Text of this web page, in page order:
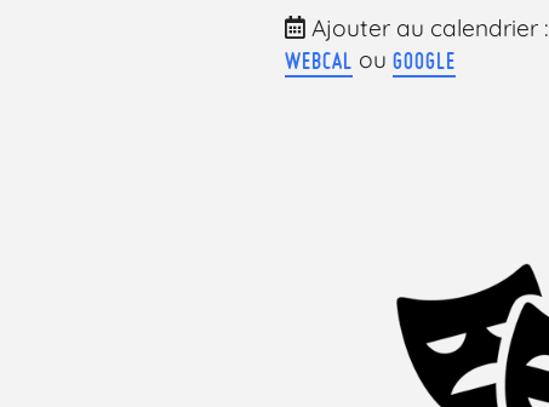
Ajouter au calendrier :
WEBCAL ouGOOGLE